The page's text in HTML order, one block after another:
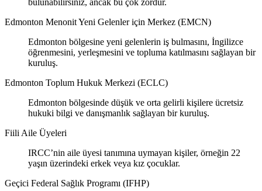
Edmonton Menonit Yeni Gelenler için Merkez (EMCN)
Edmonton bölgesine yeni gelenlerin iş bulmasını, İngilizce
öğrenmesini, yerleşmesini ve topluma katılmasını sağlayan bir
kuruluş.
Edmonton Toplum Hukuk Merkezi (ECLC)
Edmonton bölgesinde düşük ve orta gelirli kişilere ücretsiz
hukuki bilgi ve danışmanlık sağlayan bir kuruluş.
Fiili Aile Üyeleri
IRCC’nin aile üyesi tanımına uymayan kişiler, örneğin 22
yaşın üzerindeki erkek veya kız çocuklar.
Geçici Federal Sağlık Programı (IFHP)